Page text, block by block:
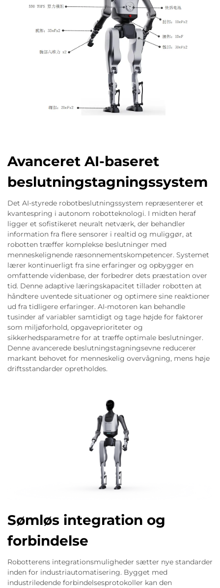
Avanceret AI-baseret
beslutningstagningssystem
Det AI-styrede robotbeslutningssystem repræsenterer et
kvantespring i autonom robotteknologi. I midten heraf
ligger et sofistikeret neuralt netværk, der behandler
information fra flere sensorer i realtid og muliggør, at
robotten træffer komplekse beslutninger med
menneskelignende ræsonnementskompetencer. Systemet
lærer kontinuerligt fra sine erfaringer og opbygger en
omfattende videnbase, der forbedrer dets præstation over
tid. Denne adaptive læringskapacitet tillader robotten at
håndtere uventede situationer og optimere sine reaktioner
ud fra tidligere erfaringer. AI-motoren kan behandle
tusinder af variabler samtidigt og tage højde for faktorer
som miljøforhold, opgaveprioriteter og
sikkerhedsparametre for at træffe optimale beslutninger.
Denne avancerede beslutningstagningsevne reducerer
markant behovet for menneskelig overvågning, mens høje
driftsstandarder opretholdes.
Sømløs integration og
forbindelse
Robotterens integrationsmuligheder sætter nye standarder
inden for industriautomatisering. Bygget med
industriledende forbindelsesprotokoller kan den